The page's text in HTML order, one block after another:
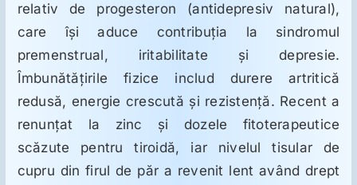
relativ de progesteron (antidepresiv natural),
care îşi aduce contribuţia la sindromul
premenstrual, iritabilitate şi depresie.
Îmbunătăţirile fizice includ durere artritică
redusă, energie crescută şi rezistenţă. Recent a
renunţat la zinc şi dozele fitoterapeutice
scăzute pentru tiroidă, iar nivelul tisular de
cupru din firul de păr a revenit lent având drept